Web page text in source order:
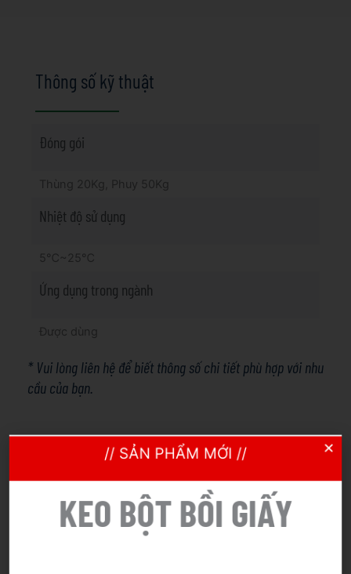
Thông số kỹ thuật
Đóng gói
Thùng 20Kg, Phuy 50Kg
Nhiệt độ sử dụng
5℃~25℃
Ứng dụng trong ngành
Được dùng
* Vui lòng liên hệ để biết thông số chi tiết phù hợp với nhu
cầu của bạn.
Khả năng sản xuất
10.000 tấn/năm
// SẢN PHẨM MỚI //
KEO BỘT BỒI GIẤY